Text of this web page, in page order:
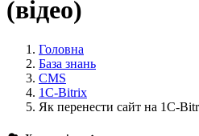
(відео)
Головна
База знань
CMS
1C-Bitrix
Як перенести сайт на 1C-